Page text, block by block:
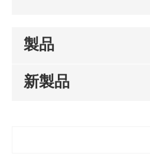
製品
新製品